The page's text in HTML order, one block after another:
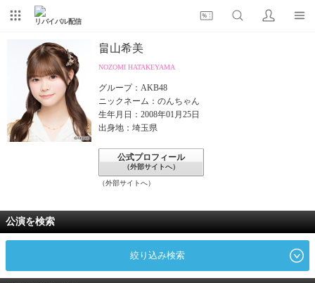
リバイバル配信
畠山希美
NOZOMI HATAKEYAMA
グループ：AKB48
ニックネーム：のんちゃん
生年月日：2008年01月25日
出身地：埼玉県
公式プロフィール
（外部サイトへ）
（外部サイトへ）
公演を検索
絞り込み検索